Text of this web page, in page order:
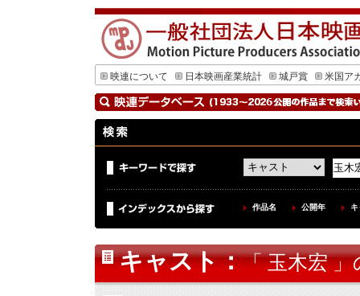
映連について 日本映画産業統計 城戸賞 米国ア
作品名 公開年
キャスト：「 玉木宏 」